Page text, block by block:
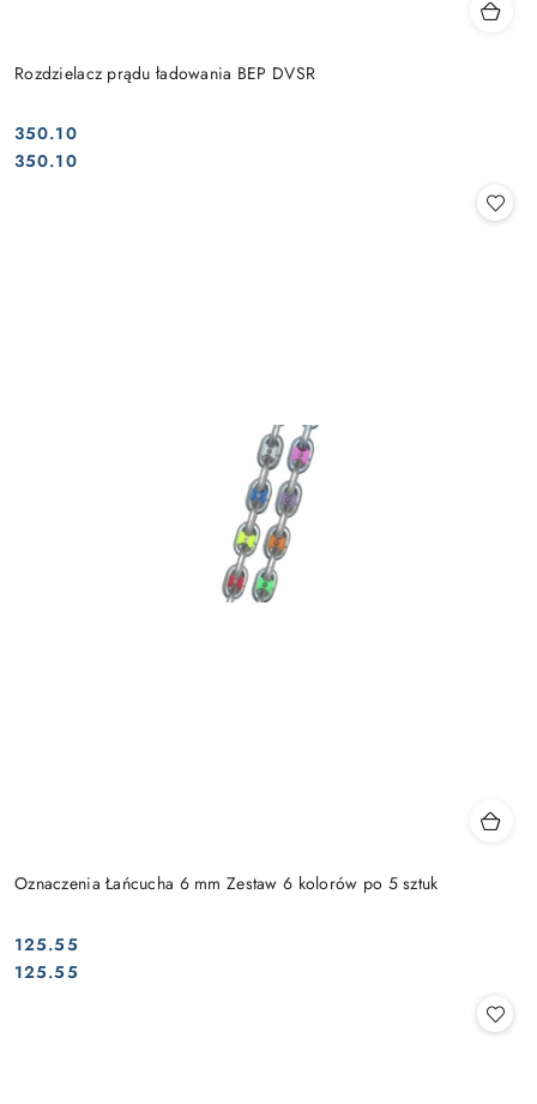
Rozdzielacz prądu ładowania BEP DVSR
Cena:
350.10
Cena:
350.10
Oznaczenia Łańcucha 6 mm Zestaw 6 kolorów po 5 sztuk
Cena:
125.55
Cena:
125.55